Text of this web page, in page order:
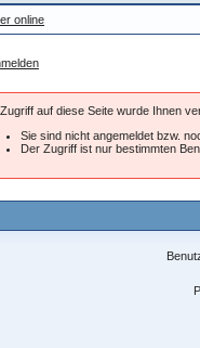
online
auf diese Seite wurde Ihnen
Sie sind nicht angemeldet bzw.
Der Zugriff ist nur bestimmten